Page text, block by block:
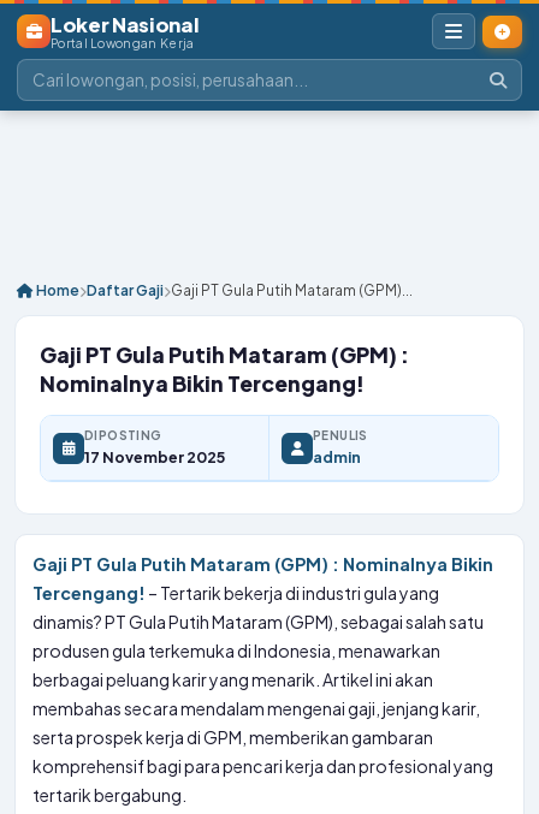
Loker Nasional
Portal Lowongan Kerja
Home Daftar Gaji Gaji PT Gula Putih Mataram (GPM)...
Gaji PT Gula Putih Mataram (GPM) :
Nominalnya Bikin Tercengang!
DIPOSTING
17 November 2025
PENULIS
admin
Gaji PT Gula Putih Mataram (GPM) : Nominalnya Bikin
Tercengang! – Tertarik bekerja di industri gula yang
dinamis? PT Gula Putih Mataram (GPM), sebagai salah satu
produsen gula terkemuka di Indonesia, menawarkan
berbagai peluang karir yang menarik. Artikel ini akan
membahas secara mendalam mengenai gaji, jenjang karir,
serta prospek kerja di GPM, memberikan gambaran
komprehensif bagi para pencari kerja dan profesional yang
tertarik bergabung.